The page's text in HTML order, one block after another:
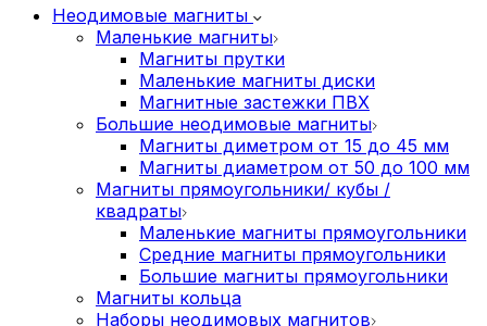
Неодимовые магниты
Маленькие магниты
Магниты прутки
Маленькие магниты диски
Магнитные застежки ПВХ
Большие неодимовые магниты
Магниты диметром от 15 до 45 мм
Магниты диаметром от 50 до 100 мм
Магниты прямоугольники/ кубы /
квадраты
Маленькие магниты прямоугольники
Средние магниты прямоугольники
Большие магниты прямоугольники
Магниты кольца
Наборы неодимовых магнитов